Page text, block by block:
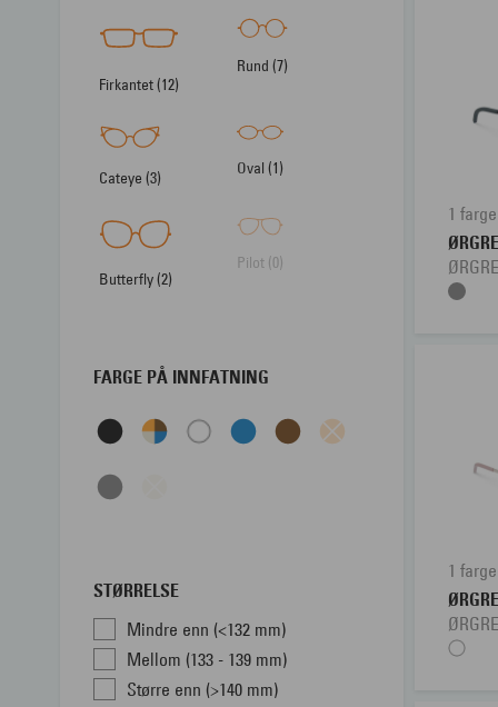
Firkantet (12)
Rund (7)
Cateye (3) Oval (1)
Butterfly (2)
Pilot (0)
FARGE PÅ INNFATNING
STØRRELSE
Mindre enn (<132 mm)
Mellom (133 - 139 mm)
Større enn (>140 mm)
1 farge
1 farge